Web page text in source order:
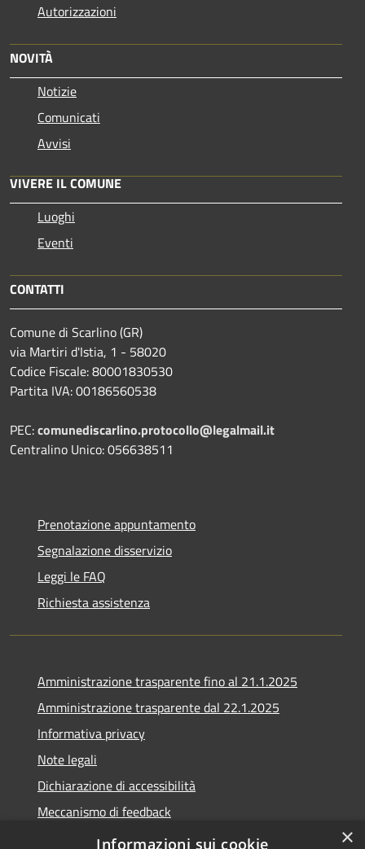
Autorizzazioni
NOVITÀ
Notizie
Comunicati
Avvisi
VIVERE IL COMUNE
Luoghi
Eventi
CONTATTI
Comune di Scarlino (GR)
via Martiri d'Istia, 1 - 58020
Codice Fiscale: 80001830530
Partita IVA: 00186560538
PEC:comunediscarlino.protocollo@legalmail.it
Centralino Unico: 056638511
Prenotazione appuntamento
Segnalazione disservizio
Leggi le FAQ
Richiesta assistenza
Amministrazione trasparente fino al 21.1.2025
Amministrazione trasparente dal 22.1.2025
Informativa privacy
Note legali
Dichiarazione di accessibilità
Meccanismo di feedback
Whistleblowing
×
Informazioni sui cookie